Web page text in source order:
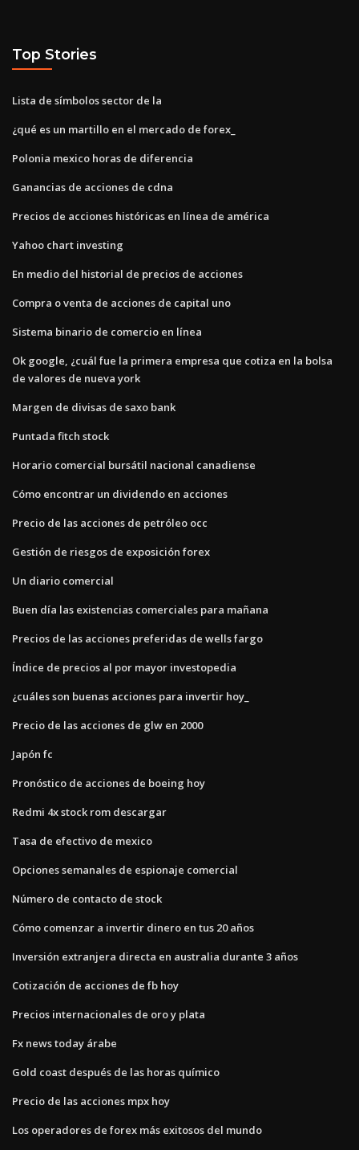
Top Stories
Lista de símbolos sector de la
¿qué es un martillo en el mercado de forex_
Polonia mexico horas de diferencia
Ganancias de acciones de cdna
Precios de acciones históricas en línea de américa
Yahoo chart investing
En medio del historial de precios de acciones
Compra o venta de acciones de capital uno
Sistema binario de comercio en línea
Ok google, ¿cuál fue la primera empresa que cotiza en la bolsa
de valores de nueva york
Margen de divisas de saxo bank
Puntada fitch stock
Horario comercial bursátil nacional canadiense
Cómo encontrar un dividendo en acciones
Precio de las acciones de petróleo occ
Gestión de riesgos de exposición forex
Un diario comercial
Buen día las existencias comerciales para mañana
Precios de las acciones preferidas de wells fargo
Índice de precios al por mayor investopedia
¿cuáles son buenas acciones para invertir hoy_
Precio de las acciones de glw en 2000
Japón fc
Pronóstico de acciones de boeing hoy
Redmi 4x stock rom descargar
Tasa de efectivo de mexico
Opciones semanales de espionaje comercial
Número de contacto de stock
Cómo comenzar a invertir dinero en tus 20 años
Inversión extranjera directa en australia durante 3 años
Cotización de acciones de fb hoy
Precios internacionales de oro y plata
Fx news today árabe
Gold coast después de las horas químico
Precio de las acciones mpx hoy
Los operadores de forex más exitosos del mundo